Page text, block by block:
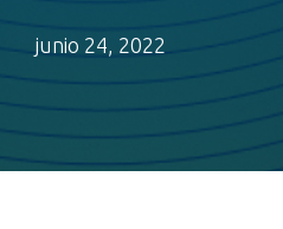
junio 24, 2022